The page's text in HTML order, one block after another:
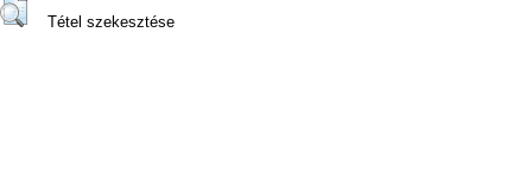
Tétel szekesztése